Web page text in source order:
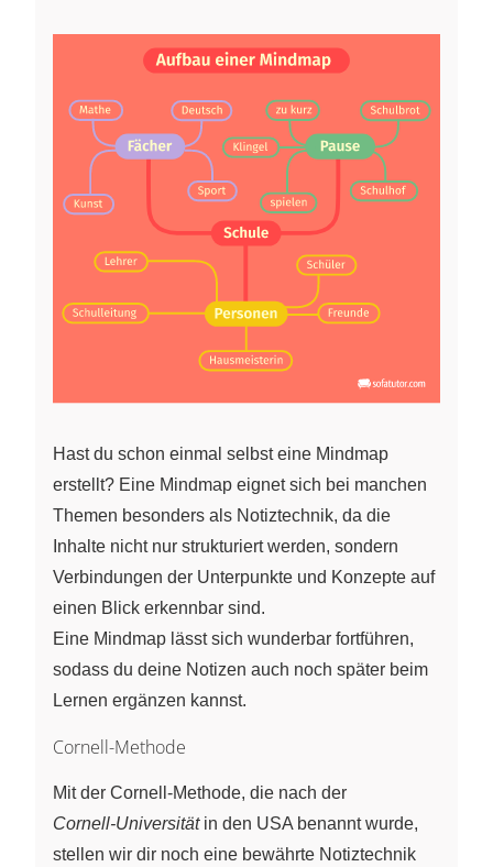
Hast du schon einmal selbst eine Mindmap
erstellt? Eine Mindmap eignet sich bei manchen
Themen besonders als Notiztechnik, da die
Inhalte nicht nur strukturiert werden, sondern
Verbindungen der Unterpunkte und Konzepte auf
einen Blick erkennbar sind.
Eine Mindmap lässt sich wunderbar fortführen,
sodass du deine Notizen auch noch später beim
Lernen ergänzen kannst.
Cornell-Methode
Mit der Cornell‑Methode, die nach der
Cornell‑Universitätin den USA benannt wurde,
stellen wir dir noch eine bewährte Notiztechnik